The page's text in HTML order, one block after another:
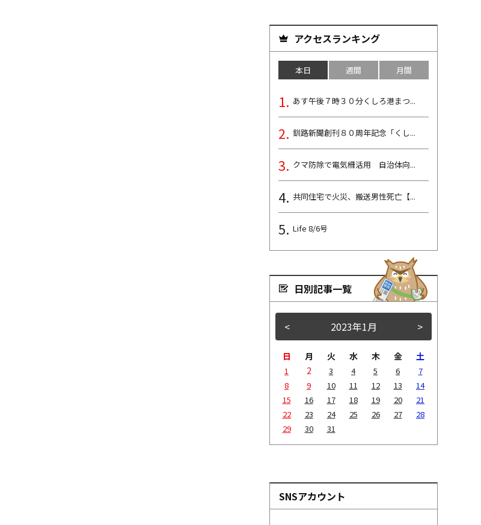
アクセスランキング
本日 週間 月間
あす午後７時３０分くしろ港まつ...
釧路新聞創刊８０周年記念「くし...
クマ防除で電気柵活用 自治体向...
共同住宅で火災、搬送男性死亡【...
Life 8/6号
日別記事一覧
< >
2023年1月
日 月 火 水 木 金 土
1 2 3 4 5 6
7
8
9 10 11 12 13
14
15
16 17 18 19 20
21
22
23 24 25 26 27
28
29
30 31
SNSアカウント